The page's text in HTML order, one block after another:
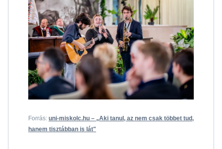
Forrás: uni-miskolc.hu – „Aki tanul, az nem csak többet tud,
hanem tisztábban is lát"